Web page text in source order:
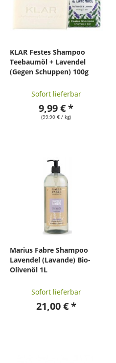
KLAR Festes Shampoo
Teebaumöl + Lavendel
(Gegen Schuppen) 100g
Sofort lieferbar
9,99 € *
(99,90 € / kg)
Marius Fabre Shampoo
Lavendel (Lavande) Bio-
Olivenöl 1L
Sofort lieferbar
21,00 € *